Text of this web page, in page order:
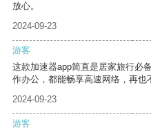
放心。
2024-09-23
游客
这款加速器app简直是居家旅行必
作办公，都能畅享高速网络，再也
2024-09-23
游客